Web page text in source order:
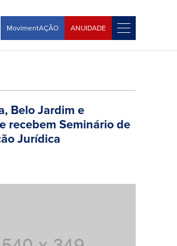
MovimentAÇÃO ANUIDADE
Belo Jardim e
recebem Seminário de
Jurídica